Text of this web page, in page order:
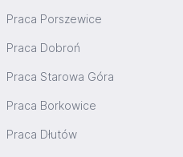
Praca Porszewice
Praca Dobroń
Praca Starowa Góra
Praca Borkowice
Praca Dłutów